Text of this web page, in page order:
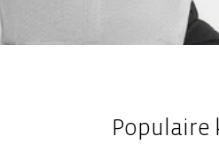
Populaire